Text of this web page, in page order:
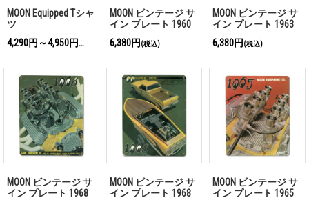
MOON Equipped Tシャ
ツ
4,290円～4,950円
(税込)
MOON ビンテージ サ
イン プレート 1960
6,380円 (税込)
MOON ビンテージ サ
イン プレート 1963
6,380円 (税込)
MOON ビンテージ サ
イン プレート 1968
MOON ビンテージ サ
イン プレート 1968
MOON ビンテージ サ
イン プレート 1965